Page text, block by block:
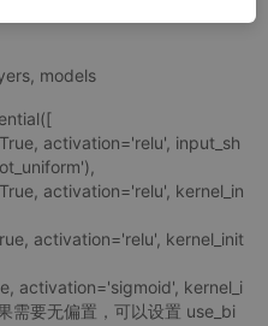
models
activation='relu', input_sh
activation='relu', kernel_in
activation='relu', kernel_init
activation='sigmoid', kernel_i
要无偏置，可以设置 use_bi